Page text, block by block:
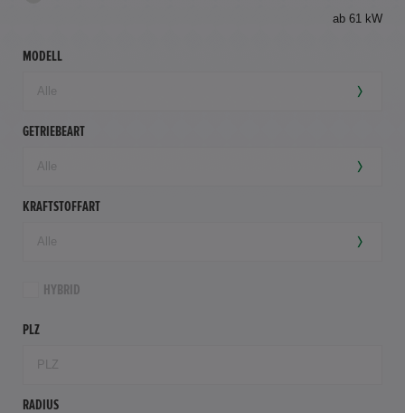
ab 61 kW
MODELL
GETRIEBEART
KRAFTSTOFFART
HYBRID
PLZ
RADIUS